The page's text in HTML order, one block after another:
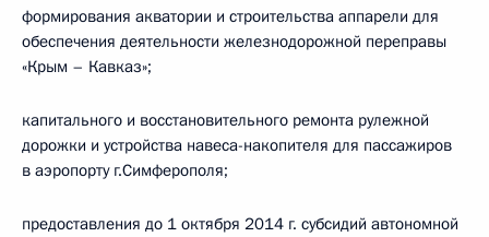
формирования акватории и строительства аппарели для
обеспечения деятельности железнодорожной переправы
«Крым – Кавказ»;
капитального и восстановительного ремонта рулежной
дорожки и устройства навеса-накопителя для пассажиров
в аэропорту г.Симферополя;
предоставления до 1 октября 2014 г. субсидий автономной